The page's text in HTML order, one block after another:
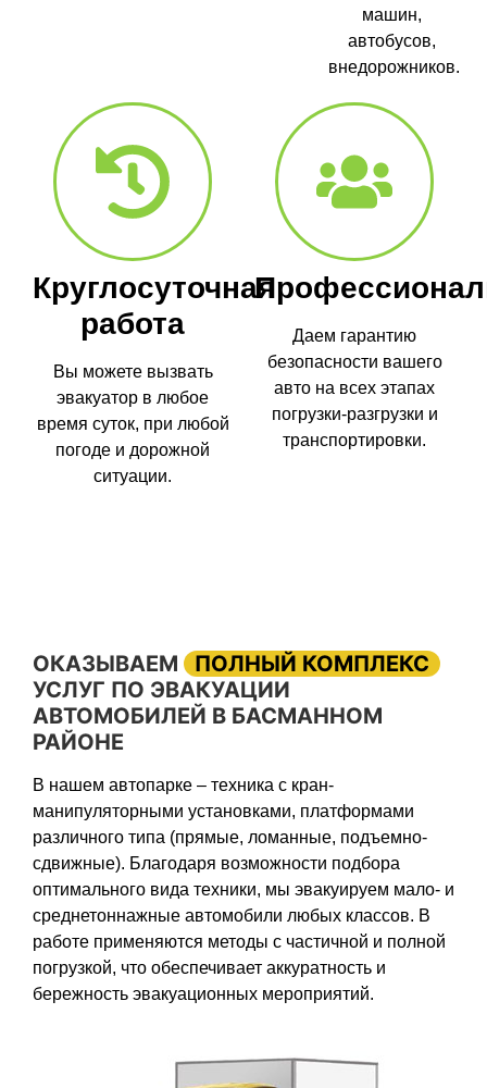
машин,
автобусов,
внедорожников.
Круглосуточная
работа
Вы можете вызвать
эвакуатор в любое
время суток, при любой
погоде и дорожной
ситуации.
Даем гарантию
безопасности вашего
авто на всех этапах
погрузки-разгрузки и
транспортировки.
ОКАЗЫВАЕМ
ПОЛНЫЙ КОМПЛЕКС
УСЛУГ ПО ЭВАКУАЦИИ
АВТОМОБИЛЕЙ В БАСМАННОМ
РАЙОНЕ
В нашем автопарке – техника с кран-
манипуляторными установками, платформами
различного типа (прямые, ломанные, подъемно-
сдвижные). Благодаря возможности подбора
оптимального вида техники, мы эвакуируем мало- и
среднетоннажные автомобили любых классов. В
работе применяются методы с частичной и полной
погрузкой, что обеспечивает аккуратность и
бережность эвакуационных мероприятий.